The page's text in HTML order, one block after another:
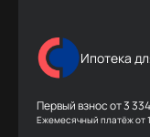
Ипотека
Первый взнос от3
Ежемесячный платёжот